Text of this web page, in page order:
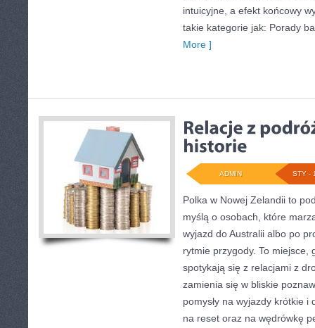
intuicyjne, a efekt końcowy
takie kategorie jak: Porady
More ]
STY -
ADMIN
Polka w Nowej Zelandii to
myślą o osobach, które
wyjazd do Australii albo po
rytmie przygody. To miejsce,
spotykają się z relacjami z
zamienia się w bliskie
pomysły na wyjazdy krótkie i
na reset oraz na wędrówkę